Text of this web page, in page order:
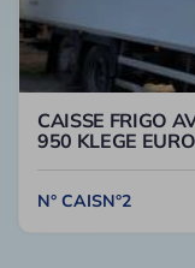
CAISSE FRIGO
950 KLEGE
N° CAISN°2